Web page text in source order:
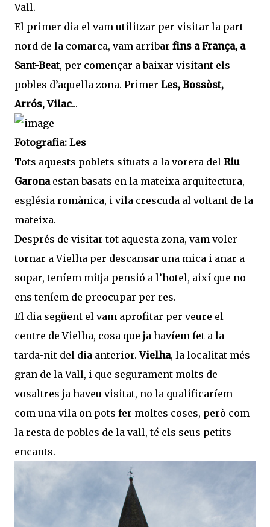
Vall.
El primer dia el vam utilitzar per visitar la part
nord de la comarca, vam arribar fins a França, a
Sant-Beat, per començar a baixar visitant els
pobles d’aquella zona. Primer Les, Bossòst,
Arrós, Vilac...
Fotografia: Les
Tots aquests poblets situats a la vorera del Riu
Garonaestan basats en la mateixa arquitectura,
església romànica, i vila crescuda al voltant de la
mateixa.
Després de visitar tot aquesta zona, vam voler
tornar a Vielha per descansar una mica i anar a
sopar, teníem mitja pensió a l’hotel, així que no
ens teníem de preocupar per res.
El dia següent el vam aprofitar per veure el
centre de Vielha, cosa que ja havíem fet a la
tarda-nit del dia anterior.Vielha, la localitat més
gran de la Vall, i que segurament molts de
vosaltres ja haveu visitat, no la qualificaríem
com una vila on pots fer moltes coses, però com
la resta de pobles de la vall, té els seus petits
encants.